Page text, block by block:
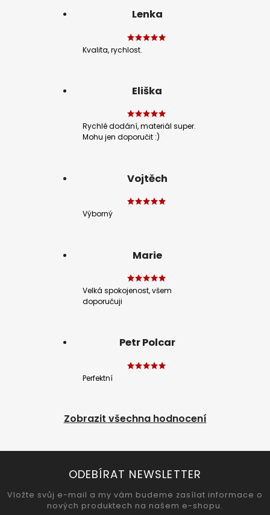
Lenka
Kvalita, rychlost.
Eliška
Rychlé dodání, materiál super.
Mohu jen doporučit :)
Vojtěch
Výborný
Marie
Velká spokojenost, všem
doporučuji
Petr Polcar
Perfektní
Zobrazit všechna hodnocení
ODEBÍRAT NEWSLETTER
Vložte svůj e-mail a my vám budeme zasílat informace o
nových produktech na našem e-shopu.